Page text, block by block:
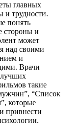
главных
и трудности.
понять
стороны и
может
над своими
и
Врачи
такие
“Список
которые
привнести